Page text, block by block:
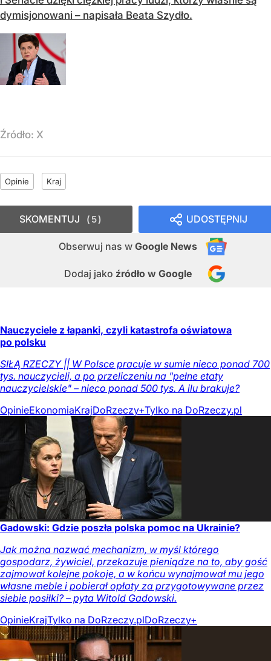
dymisjonowani – napisała Beata Szydło.
Źródło: X
Opinie Kraj
UDOSTĘPNIJ
Obserwuj nas w Google News
Dodaj jako źródło w Google
SKOMENTUJ 5
Nauczyciele z łapanki, czyli katastrofa oświatowa
po polsku
SIŁĄ RZECZY || W Polsce pracuje w sumie nieco ponad 700
tys. nauczycieli, a po przeliczeniu na "pełne etaty
nauczycielskie" – nieco ponad 500 tys. A ilu brakuje?
OpinieEkonomiaKrajDoRzeczy+Tylko na DoRzeczy.pl
Gadowski: Gdzie poszła polska pomoc na Ukrainie?
Jak można nazwać mechanizm, w myśl którego
gospodarz, żywiciel, przekazuje pieniądze na to, aby gość
zajmował kolejne pokoje, a w końcu wynajmował mu jego
własne meble i pobierał opłaty za przygotowywane przez
siebie posiłki? – pyta Witold Gadowski.
OpinieKrajTylko na DoRzeczy.plDoRzeczy+